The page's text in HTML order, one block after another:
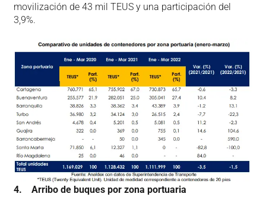
movilización de 43 mil TEUS y una participación del
3,9%.
4. Arribo de buques por zona portuaria